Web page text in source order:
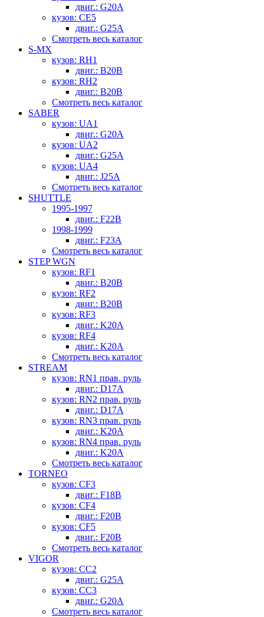
двиг.: G20A
кузов: CE5
двиг.: G25A
Смотреть весь каталог
S-MX
кузов: RH1
двиг.: B20B
кузов: RH2
двиг.: B20B
Смотреть весь каталог
SABER
кузов: UA1
двиг.: G20A
кузов: UA2
двиг.: G25A
кузов: UA4
двиг.: J25A
Смотреть весь каталог
SHUTTLE
1995-1997
двиг.: F22B
1998-1999
двиг.: F23A
Смотреть весь каталог
STEP WGN
кузов: RF1
двиг.: B20B
кузов: RF2
двиг.: B20B
кузов: RF3
двиг.: K20A
кузов: RF4
двиг.: K20A
Смотреть весь каталог
STREAM
кузов: RN1 прав. руль
двиг.: D17A
кузов: RN2 прав. руль
двиг.: D17A
кузов: RN3 прав. руль
двиг.: K20A
кузов: RN4 прав. руль
двиг.: K20A
Смотреть весь каталог
TORNEO
кузов: CF3
двиг.: F18B
кузов: CF4
двиг.: F20B
кузов: CF5
двиг.: F20B
Смотреть весь каталог
VIGOR
кузов: CC2
двиг.: G25A
кузов: CC3
двиг.: G20A
Смотреть весь каталог